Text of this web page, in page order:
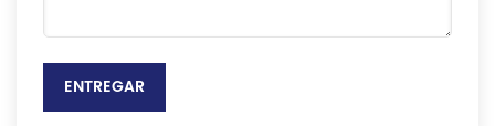
ENTREGAR